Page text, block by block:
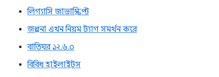
লিগ্যাসি জাভাস্ক্রিপ্ট
জল্পনা এখন নিয়ম ট্যাগ সমর্থন করে
বাতিঘর ১২.৬.০
বিবিধ হাইলাইটস